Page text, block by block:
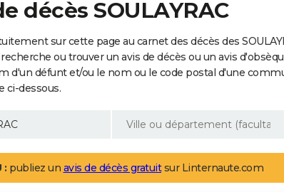
décès SOULAYRAC
sur cette page au carnet des décès des
ou trouver un avis de décès ou un avis
d'un défunt et/ou le nom ou le code postal d'une
ci-dessous.
: publiez un avis de décès gratuitsur Linternaute.com